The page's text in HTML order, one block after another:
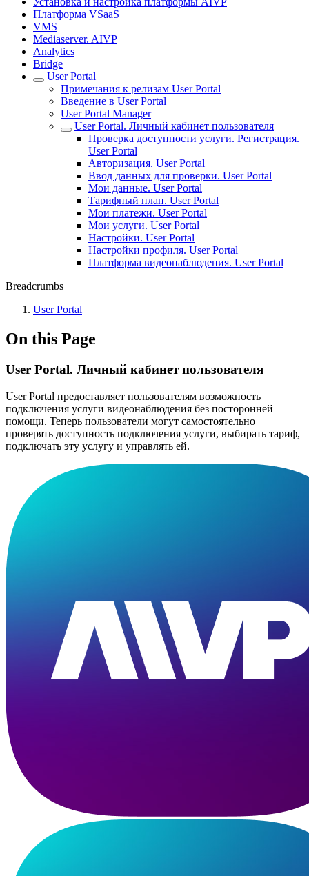
Платформа VSaaS
VMS
Mediaserver. AIVP
Analytics
Bridge
User Portal
Примечания к релизам User Portal
Введение в User Portal
User Portal Manager
User Portal. Личный кабинет пользователя
Проверка доступности услуги. Регистрация.
User Portal
Авторизация. User Portal
Ввод данных для проверки. User Portal
Мои данные. User Portal
Тарифный план. User Portal
Мои платежи. User Portal
Мои услуги. User Portal
Настройки. User Portal
Настройки профиля. User Portal
Платформа видеонаблюдения. User Portal
Breadcrumbs
User Portal
On this Page
User Portal. Личный кабинет пользователя
User Portal предоставляет пользователям возможность
подключения услуги видеонаблюдения без посторонней
помощи. Теперь пользователи могут самостоятельно
проверять доступность подключения услуги, выбирать тариф,
подключать эту услугу и управлять ей.